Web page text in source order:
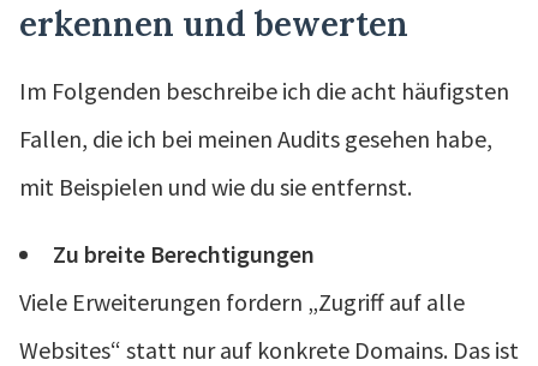
erkennen und bewerten
Im Folgenden beschreibe ich die acht häufigsten
Fallen, die ich bei meinen Audits gesehen habe,
mit Beispielen und wie du sie entfernst.
Zu breite Berechtigungen
Viele Erweiterungen fordern „Zugriff auf alle
Websites“ statt nur auf konkrete Domains. Das ist